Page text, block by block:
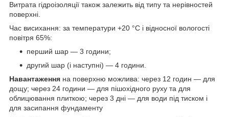
Витрата гідроізоляції також залежить від типу та нерівностей
поверхні.
Час висихання: за температури +20 °C і відносної вологості
повітря 65%:
перший шар — 3 години;
другий шар (і наступні) — 4 години.
Навантаження на поверхню можлива: через 12 годин — для
дощу; через 24 години — для пішохідного руху та для
облицювання плиткою; через 3 дні — для води під тиском і
для засипання фундаменту